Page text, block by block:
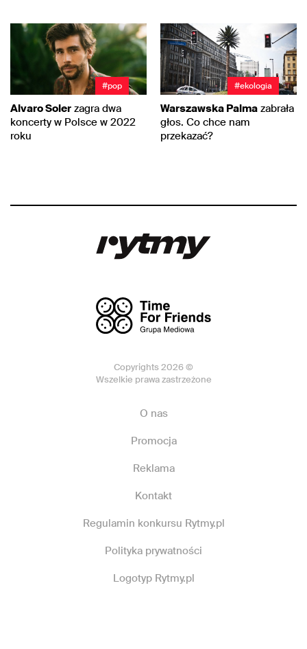
#pop
Alvaro Soler zagra dwa
koncerty w Polsce w 2022
roku
#ekologia
Warszawska Palma zabrała
głos. Co chce nam
przekazać?
Copyrights 2026 ©
Wszelkie prawa zastrzeżone
O nas
Promocja
Reklama
Kontakt
Regulamin konkursu Rytmy.pl
Polityka prywatności
Logotyp Rytmy.pl